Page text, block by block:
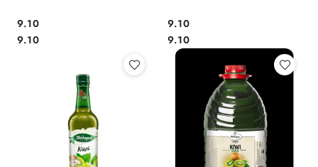
Cena:
9.10
Cena:
9.10
Cena:
9.10
Cena:
9.10